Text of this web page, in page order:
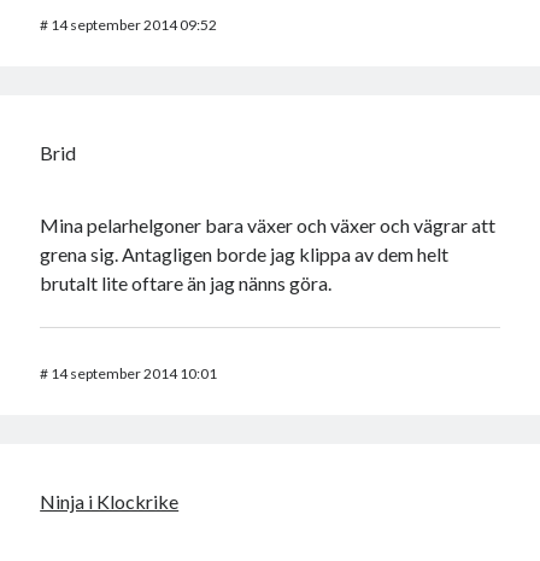
# 14 september 2014 09:52
Brid
Mina pelarhelgoner bara växer och växer och vägrar att
grena sig. Antagligen borde jag klippa av dem helt
brutalt lite oftare än jag nänns göra.
# 14 september 2014 10:01
Ninja i Klockrike